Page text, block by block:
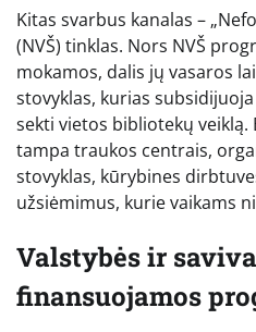
Kitas svarbus kanalas –
(NVŠ) tinklas. Nors NVŠ
mokamos, dalis jų vasaros
stovyklas, kurias
sekti vietos bibliotekų veiklą.
tampa traukos centrais,
stovyklas, kūrybines
užsiėmimus, kurie vaikams
Valstybės ir
finansuojamos